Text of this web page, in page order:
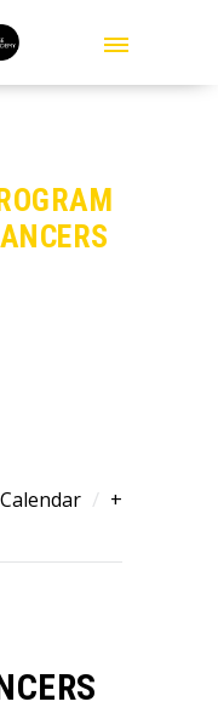
MENU
/ +